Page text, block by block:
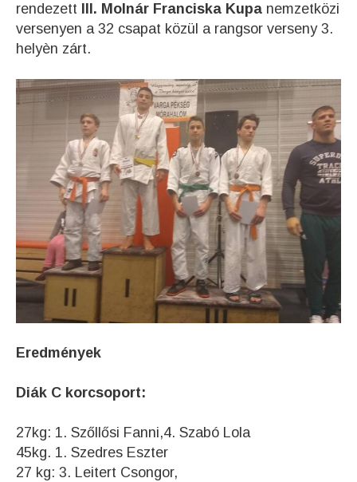
rendezett
III. Molnár Franciska Kupa nemzetközi
versenyen a 32 csapat közül a rangsor verseny 3.
helyèn zárt.
Eredmények
Diák C korcsoport:
27kg: 1. Szőllősi Fanni,4. Szabó Lola
45kg. 1. Szedres Eszter
27 kg: 3. Leitert Csongor,